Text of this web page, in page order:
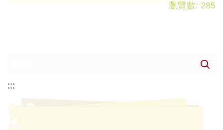
瀏覽數: 285
:::